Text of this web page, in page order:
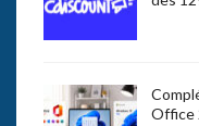
Office